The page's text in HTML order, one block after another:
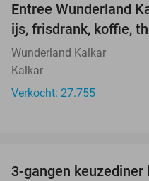
Entree Wunderland
ijs, frisdrank, koffie,
Wunderland Kalkar
Kalkar
Verkocht: 27.755
3-gangen